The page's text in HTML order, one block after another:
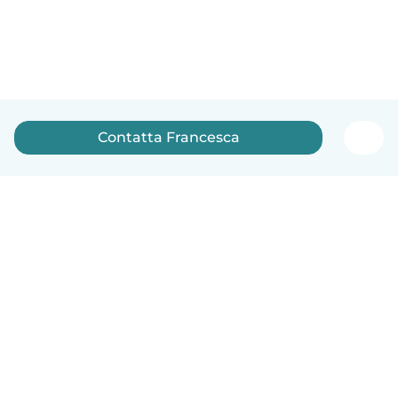
Contatta Francesca